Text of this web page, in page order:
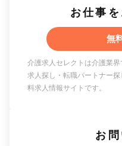
お仕事
無
介護求人セレクトは介護業界
求人探し・転職パートナー
料求人情報サイトです。
お